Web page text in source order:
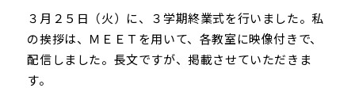
３月２５日（火）に、３学期終業式を行いました。私
の挨拶は、ＭＥＥＴを用いて、各教室に映像付きで、
配信しました。長文ですが、掲載させていただきま
す。